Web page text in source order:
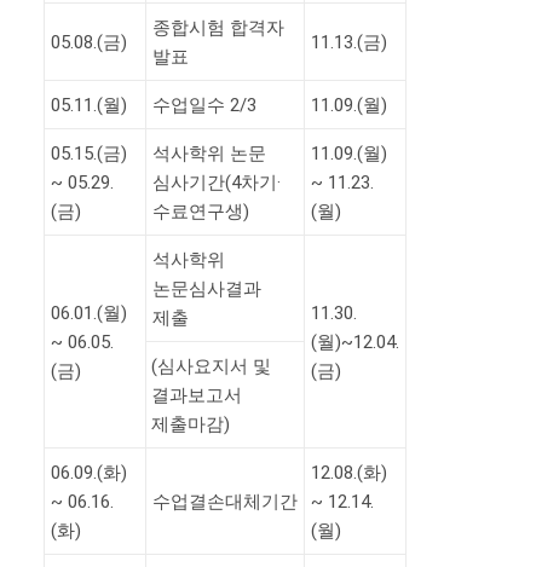
05.08.(금)
종합시험 합격자
발표
11.13.(금)
05.11.(월) 수업일수 2/3 11.09.(월)
05.15.(금)
~ 05.29.
(금)
석사학위 논문
심사기간(4차기·
수료연구생)
11.09.(월)
~ 11.23.
(월)
06.01.(월)
~ 06.05.
(금)
석사학위
논문심사결과
제출
11.30.
(월)~12.04.
(금)
(심사요지서 및
결과보고서
제출마감)
06.09.(화)
~ 06.16.
(화)
수업결손대체기간
12.08.(화)
~ 12.14.
(월)